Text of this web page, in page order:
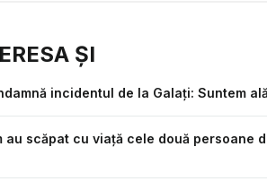
ȘI
incidentul de la Galați: Suntem
au scăpat cu viață cele două persoane